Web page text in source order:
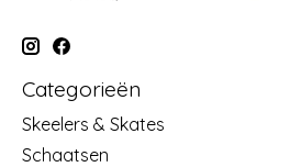
Categorieën
Skeelers & Skates
Schaatsen